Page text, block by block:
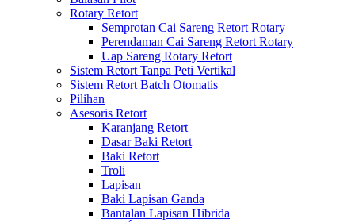
Rotary Retort
Semprotan Cai Sareng Retort Rotary
Perendaman Cai Sareng Retort Rotary
Uap Sareng Rotary Retort
Sistem Retort Tanpa Peti Vertikal
Sistem Retort Batch Otomatis
Pilihan
Asesoris Retort
Karanjang Retort
Dasar Baki Retort
Baki Retort
Troli
Lapisan
Baki Lapisan Ganda
Bantalan Lapisan Hibrida